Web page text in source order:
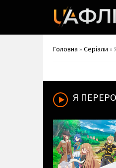
Головна » Серіали »
Я